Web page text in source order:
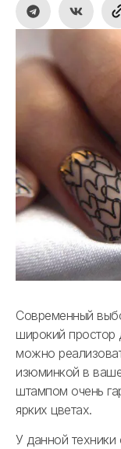
Современный
широкий простор
можно
изюминкой в
штампом очень
ярких цветах.
У данной техники